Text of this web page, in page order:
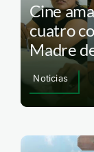
Cine
cuatro
Madre
Noticias